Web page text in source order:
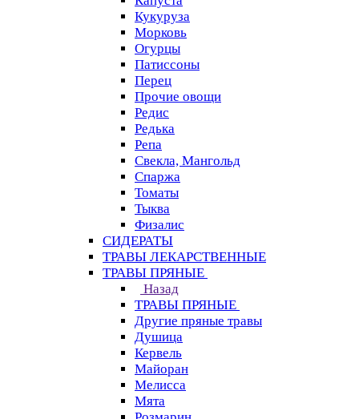
Кукуруза
Морковь
Огурцы
Патиссоны
Перец
Прочие овощи
Редис
Редька
Репа
Свекла, Мангольд
Спаржа
Томаты
Тыква
Физалис
СИДЕРАТЫ
ТРАВЫ ЛЕКАРСТВЕННЫЕ
ТРАВЫ ПРЯНЫЕ
Назад
ТРАВЫ ПРЯНЫЕ
Другие пряные травы
Душица
Кервель
Майоран
Мелисса
Мята